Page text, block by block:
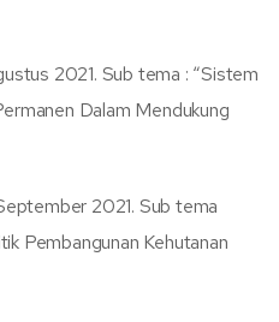
2021. Sub tema : “Sistem
Dalam Mendukung
2021. Sub tema
Pembangunan Kehutanan